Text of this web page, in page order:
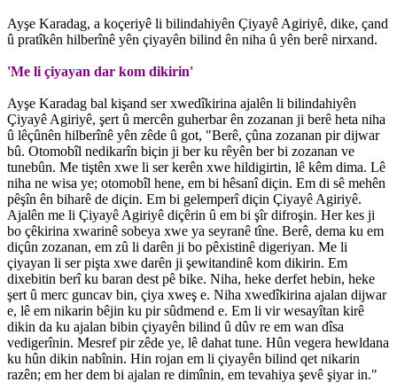
Ayşe Karadag, a koçeriyê li bilindahiyên Çiyayê Agiriyê, dike, çand
û pratîkên hilberînê yên çiyayên bilind ên niha û yên berê nirxand.
'Me li çiyayan dar kom dikirin'
Ayşe Karadag bal kişand ser xwedîkirina ajalên li bilindahiyên
Çiyayê Agiriyê, şert û mercên guherbar ên zozanan ji berê heta niha
û lêçûnên hilberînê yên zêde û got, "Berê, çûna zozanan pir dijwar
bû. Otomobîl nedikarîn biçin ji ber ku rêyên ber bi zozanan ve
tunebûn. Me tiştên xwe li ser kerên xwe hildigirtin, lê kêm dima. Lê
niha ne wisa ye; otomobîl hene, em bi hêsanî diçin. Em di sê mehên
pêşîn ên biharê de diçin. Em bi gelemperî diçin Çiyayê Agiriyê.
Ajalên me li Çiyayê Agiriyê diçêrin û em bi şîr difroşin. Her kes ji
bo çêkirina xwarinê sobeya xwe ya seyranê tîne. Berê, dema ku em
diçûn zozanan, em zû li darên ji bo pêxistinê digeriyan. Me li
çiyayan li ser pişta xwe darên ji şewitandinê kom dikirin. Em
dixebitin berî ku baran dest pê bike. Niha, heke derfet hebin, heke
şert û merc guncav bin, çiya xweş e. Niha xwedîkirina ajalan dijwar
e, lê em nikarin bêjin ku pir sûdmend e. Em li vir wesayîtan kirê
dikin da ku ajalan bibin çiyayên bilind û dûv re em wan dîsa
vedigerînin. Mesref pir zêde ye, lê dahat tune. Hûn vegera hewldana
ku hûn dikin nabînin. Hin rojan em li çiyayên bilind qet nikarin
razên; em her dem bi ajalan re dimînin, em tevahiya şevê şiyar in."